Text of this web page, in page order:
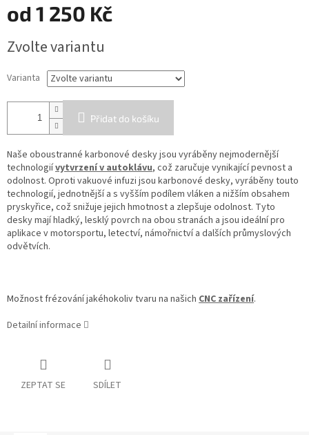
od 1 250 Kč
cena:
Zvolte variantu
Varianta
Přidat do košíku
Naše oboustranné karbonové desky jsou vyráběny nejmodernější
technologiívytvrzení v autoklávu, což zaručuje vynikající pevnost a
odolnost. Oproti vakuové infuzi jsou karbonové desky, vyráběny touto
technologií, jednotnější a s vyšším podílem vláken a nižším obsahem
pryskyřice, což snižuje jejich hmotnost a zlepšuje odolnost. Tyto
desky mají hladký, lesklý povrch na obou stranách a jsou ideální pro
aplikace v motorsportu, letectví, námořnictví a dalších průmyslových
odvětvích.
Možnost frézování jakéhokoliv tvaru na našich CNC zařízení.
Detailní informace
ZEPTAT SE SDÍLET